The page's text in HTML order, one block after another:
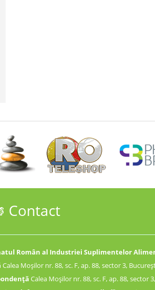
Contact
Român al Industriei Suplimentelor
Calea Moșilor nr. 88, sc. F, ap. 88, sector 3,
Calea Moșilor nr. 88, sc. F, ap. 88, sector 3,